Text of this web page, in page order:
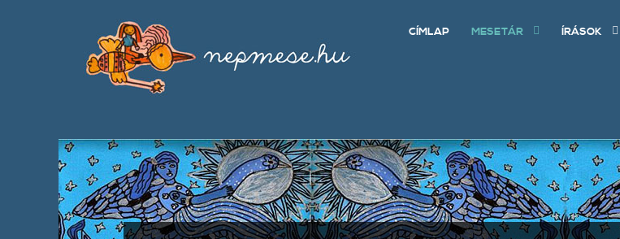
CÍMLAP MESETÁR ÍRÁSOK